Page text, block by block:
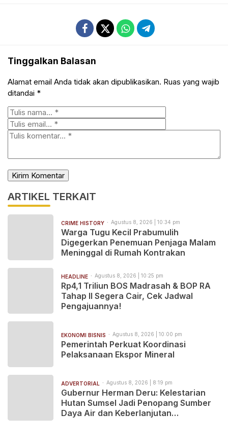
Tinggalkan Balasan
Alamat email Anda tidak akan dipublikasikan. Ruas yang wajib
ditandai *
ARTIKEL TERKAIT
CRIME HISTORY Agustus 8, 2026 | 10:34 pm
Warga Tugu Kecil Prabumulih
Digegerkan Penemuan Penjaga Malam
Meninggal di Rumah Kontrakan
HEADLINE Agustus 8, 2026 | 10:25 pm
Rp4,1 Triliun BOS Madrasah & BOP RA
Tahap II Segera Cair, Cek Jadwal
Pengajuannya!
EKONOMI BISNIS Agustus 8, 2026 | 10:00 pm
Pemerintah Perkuat Koordinasi
Pelaksanaan Ekspor Mineral
ADVERTORIAL Agustus 8, 2026 | 8:19 pm
Gubernur Herman Deru: Kelestarian
Hutan Sumsel Jadi Penopang Sumber
Daya Air dan Keberlanjutan